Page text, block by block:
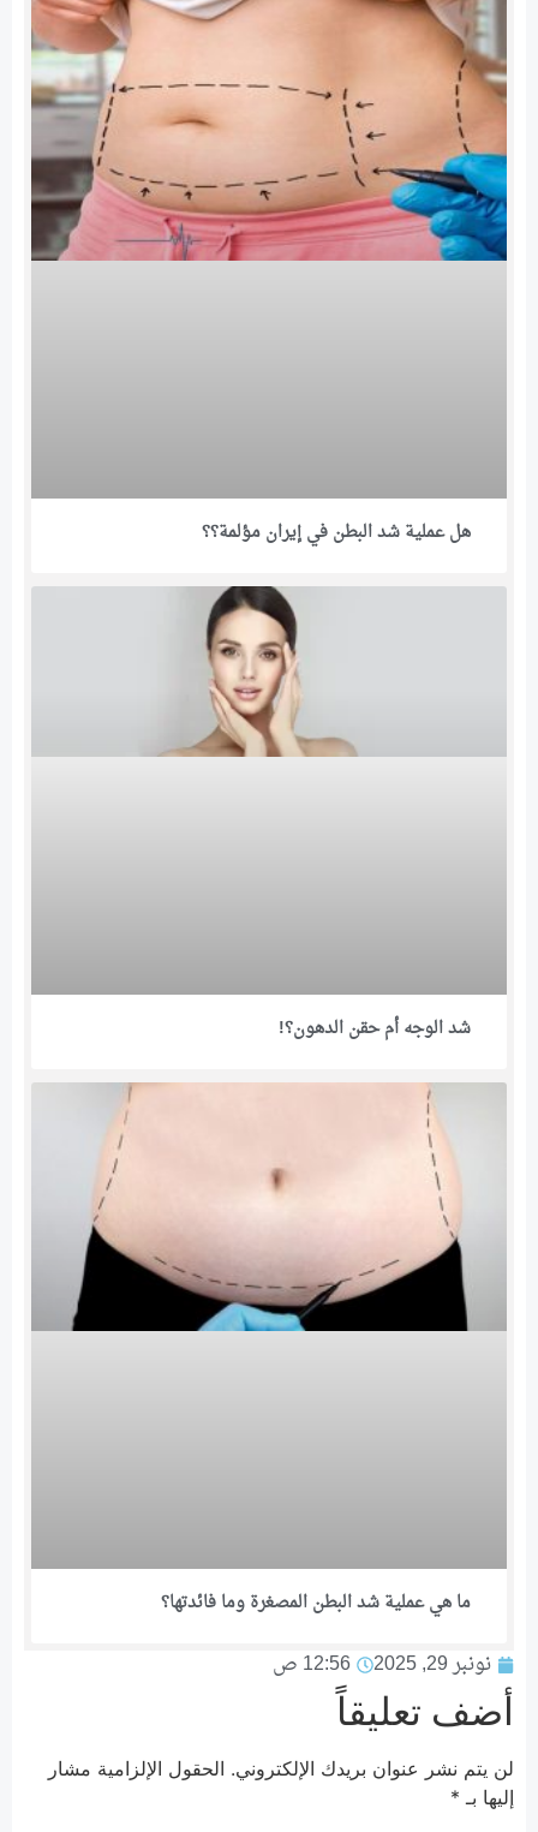
هل عملية شد البطن في إيران مؤلمة؟؟
شد الوجه أم حقن الدهون؟!
ما هي عملية شد البطن المصغرة وما فائدتها؟
نونبر 29, 2025 12:56 ص
أضف تعليقاً
لن يتم نشر عنوان بريدك الإلكتروني. الحقول الإلزامية مشار
إليها بـ *